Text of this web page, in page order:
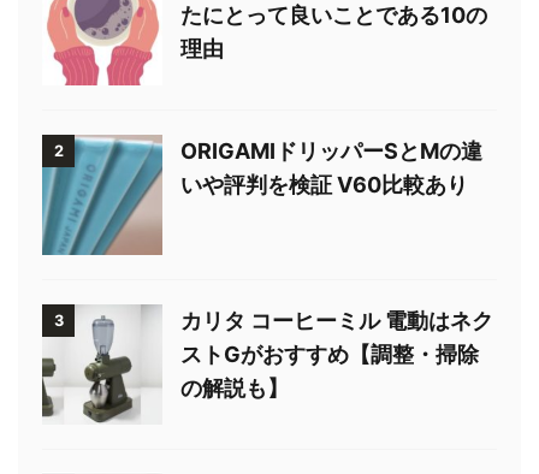
たにとって良いことである10の
理由
2
ORIGAMIドリッパーSとMの違
いや評判を検証 V60比較あり
3
カリタ コーヒーミル 電動はネク
ストGがおすすめ【調整・掃除
の解説も】